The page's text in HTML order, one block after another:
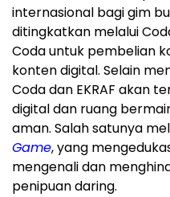
internasional bagi gim
ditingkatkan melalui
Coda untuk pembelian
konten digital. Selain
Coda dan EKRAF akan
digital dan ruang
aman. Salah satunya
Game, yang
mengenali dan
penipuan daring.